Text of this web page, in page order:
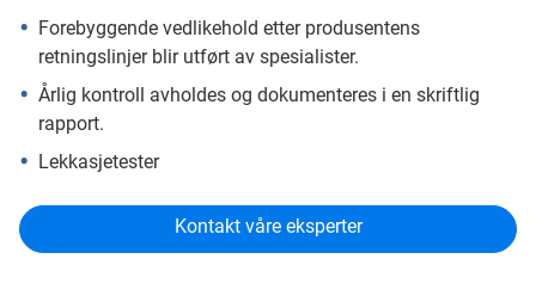
Forebyggende vedlikehold etter produsentens
retningslinjer blir utført av spesialister.
Årlig kontroll avholdes og dokumenteres i en skriftlig
rapport.
Lekkasjetester
Kontakt våre eksperter